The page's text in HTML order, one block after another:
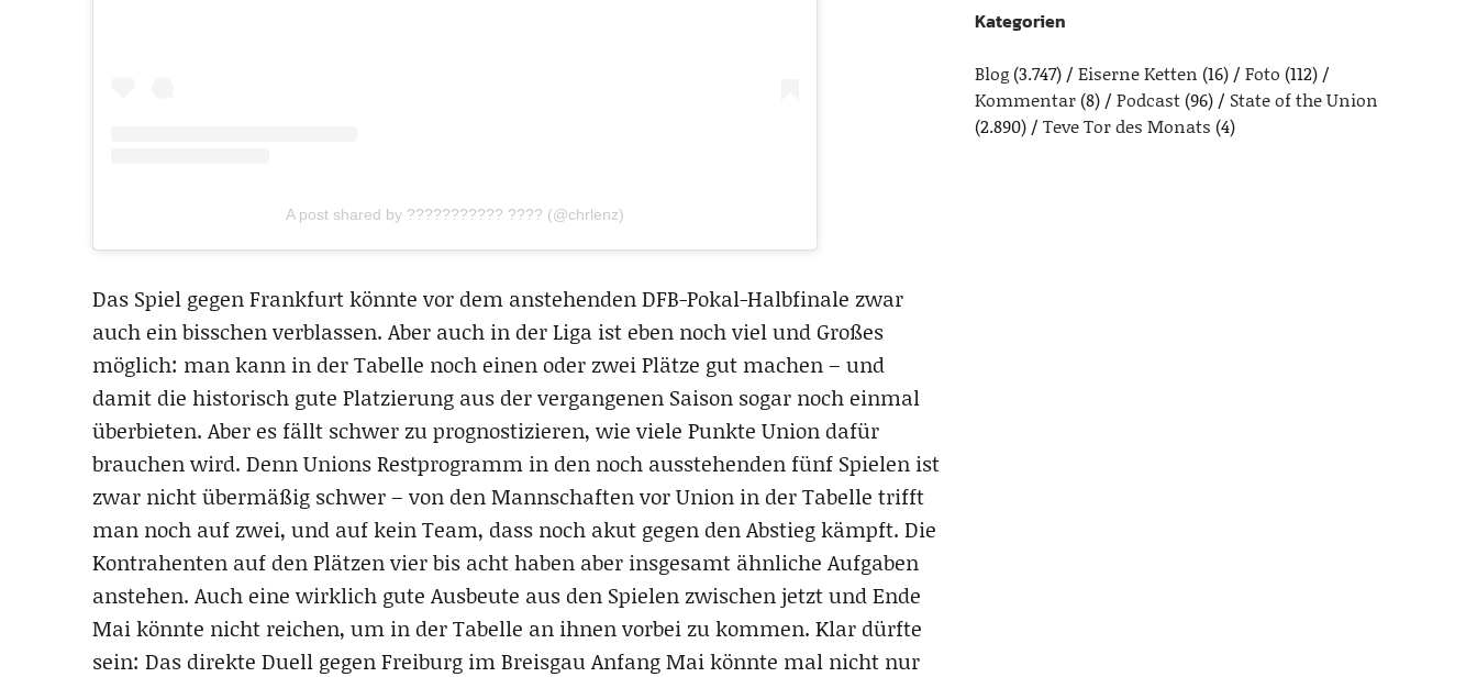
A post shared by ??????????? ???? (@chrlenz)
Das Spiel gegen Frankfurt könnte vor dem anstehenden DFB-Pokal-Halbfinale zwar
auch ein bisschen verblassen. Aber auch in der Liga ist eben noch viel und Großes
möglich: man kann in der Tabelle noch einen oder zwei Plätze gut machen – und
damit die historisch gute Platzierung aus der vergangenen Saison sogar noch einmal
überbieten. Aber es fällt schwer zu prognostizieren, wie viele Punkte Union dafür
brauchen wird. Denn Unions Restprogramm in den noch ausstehenden fünf Spielen ist
zwar nicht übermäßig schwer – von den Mannschaften vor Union in der Tabelle trifft
man noch auf zwei, und auf kein Team, dass noch akut gegen den Abstieg kämpft. Die
Kontrahenten auf den Plätzen vier bis acht haben aber insgesamt ähnliche Aufgaben
anstehen. Auch eine wirklich gute Ausbeute aus den Spielen zwischen jetzt und Ende
Mai könnte nicht reichen, um in der Tabelle an ihnen vorbei zu kommen. Klar dürfte
sein: Das direkte Duell gegen Freiburg im Breisgau Anfang Mai könnte mal nicht nur
Kategorien
Blog(3.747) Eiserne Ketten (16) Foto (112)
Kommentar(8) Podcast(96)
State of the Union
(2.890)
Teve Tor des Monats (4)